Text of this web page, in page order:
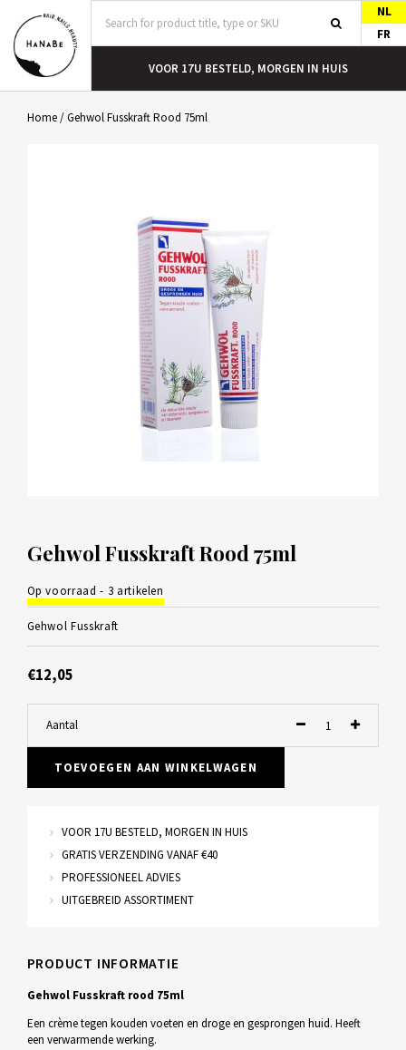
NL
FR
VOOR 17U BESTELD, MORGEN IN HUIS
Home/Gehwol Fusskraft Rood 75ml
Gehwol Fusskraft Rood 75ml
Op voorraad - 3 artikelen
Gehwol Fusskraft
€12,05
Aantal
TOEVOEGEN AAN WINKELWAGEN
VOOR 17U BESTELD, MORGEN IN HUIS
GRATIS VERZENDING VANAF €40
PROFESSIONEEL ADVIES
UITGEBREID ASSORTIMENT
PRODUCT INFORMATIE
Gehwol Fusskraft rood 75ml
Een crème tegen kouden voeten en droge en gesprongen huid. Heeft
een verwarmende werking.